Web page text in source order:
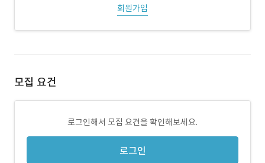
회원가입
모집 요건
로그인해서 모집 요건을 확인해보세요.
로그인